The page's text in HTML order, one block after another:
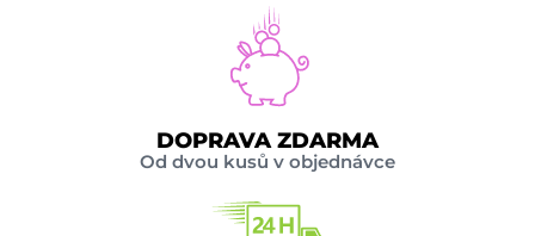
DOPRAVA ZDARMA
Od dvou kusů v objednávce